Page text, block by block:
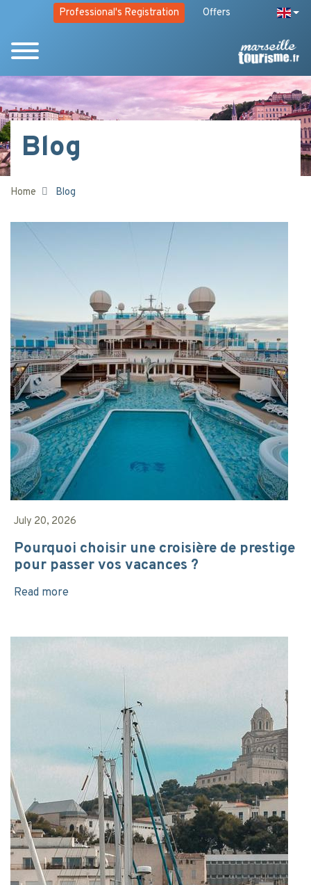
Professional's Registration Offers
Blog
Home Blog
July 20, 2026
Pourquoi choisir une croisière de prestige
pour passer vos vacances ?
Read more